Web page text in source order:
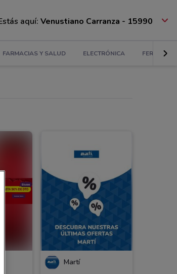
aquí: Venustiano Carranza - 15990
FARMACIAS Y SALUD ELECTRÓNICA
Martí